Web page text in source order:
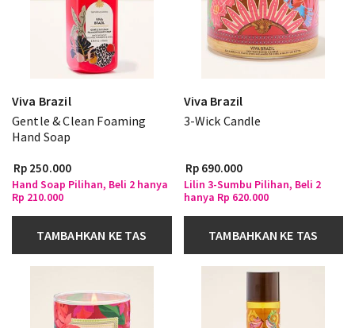
Viva Brazil
Gentle & Clean Foaming
Hand Soap
Rp 250.000
Hand Soap Pilihan, Beli 2 hanya
Rp 210.000
TAMBAHKAN KE TAS
Viva Brazil
3-Wick Candle
Rp 690.000
Lilin 3-Sumbu Pilihan, Beli 2
hanya Rp 620.000
TAMBAHKAN KE TAS